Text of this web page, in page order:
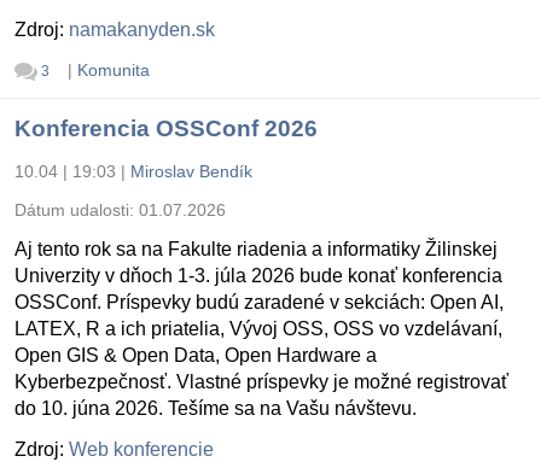
Zdroj: namakanyden.sk
3 | Komunita
Konferencia OSSConf 2026
10.04 | 19:03 | Miroslav Bendík
Dátum udalosti: 01.07.2026
Aj tento rok sa na Fakulte riadenia a informatiky Žilinskej
Univerzity v dňoch 1-3. júla 2026 bude konať konferencia
OSSConf. Príspevky budú zaradené v sekciách: Open AI,
LATEX, R a ich priatelia, Vývoj OSS, OSS vo vzdelávaní,
Open GIS & Open Data, Open Hardware a
Kyberbezpečnosť. Vlastné príspevky je možné registrovať
do 10. júna 2026. Tešíme sa na Vašu návštevu.
Zdroj: Web konferencie